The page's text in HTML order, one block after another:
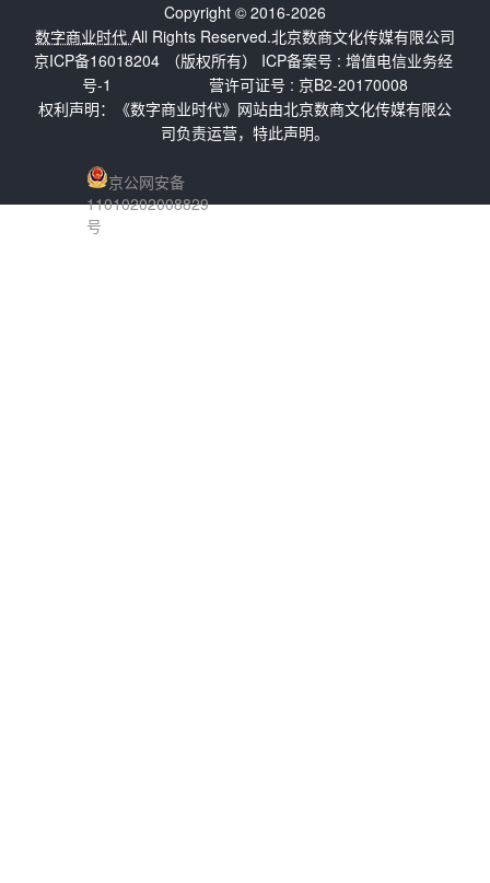
Copyright © 2016-2026
数字商业时代 All Rights Reserved.北京数商文化传媒有限公司
（版权所有） ICP备案号 :
京ICP备16018204
号-1
增值电信业务经
营许可证号 : 京B2-20170008
权利声明：《数字商业时代》网站由北京数商文化传媒有限公
司负责运营，特此声明。
京公网安备
11010202008829
号